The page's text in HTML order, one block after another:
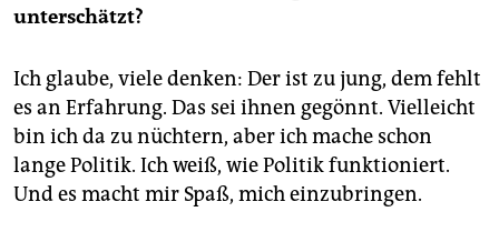
unterschätzt?
Ich glaube, viele denken: Der ist zu jung, dem fehlt
es an Erfahrung. Das sei ihnen gegönnt. Vielleicht
bin ich da zu nüchtern, aber ich mache schon
lange Politik. Ich weiß, wie Politik funktioniert.
Und es macht mir Spaß, mich einzubringen.